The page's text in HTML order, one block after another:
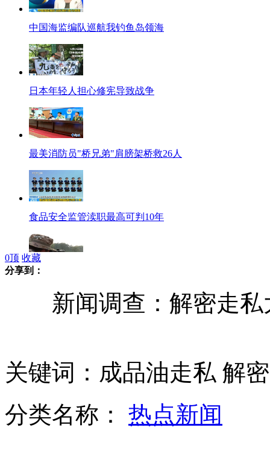
中国海监编队巡航我钓鱼岛领海
日本年轻人担心修宪导致战争
最美消防员"桥兄弟"肩膀架桥救26人
食品安全监管渎职最高可判10年
美国波音高超音速飞行器成功试飞
0顶 收藏
分享到：
新闻调查：解密走私
关键词：成品油走私 解
分类名称： 热点新闻